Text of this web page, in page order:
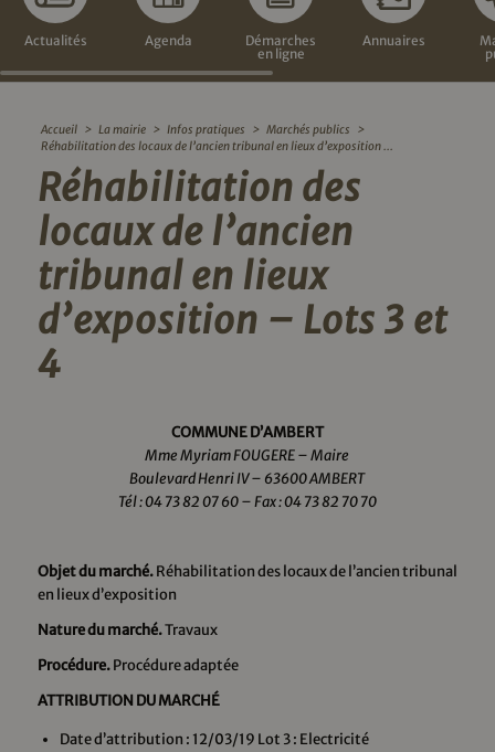
Actualités Agenda
Démarches
en ligne
Annuaires
Accueil > La mairie > Infos pratiques > Marchés publics
>
Réhabilitation des locaux de l’ancien tribunal en lieux d’exposition ...
Réhabilitation des
locaux de l’ancien
tribunal en lieux
d’exposition – Lots 3 et
4
COMMUNE D’AMBERT
Mme Myriam FOUGERE – Maire
Boulevard Henri IV – 63600 AMBERT
Tél : 04 73 82 07 60 – Fax : 04 73 82 70 70
Objet du marché.Réhabilitation des locaux de l’ancien tribunal
en lieux d’exposition
Nature du marché.Travaux
Procédure.Procédure adaptée
ATTRIBUTION DU MARCHÉ
Date d’attribution : 12/03/19 Lot 3 : Electricité